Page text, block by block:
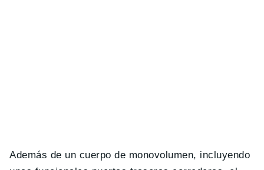
Además de un cuerpo de monovolumen, incluyendo